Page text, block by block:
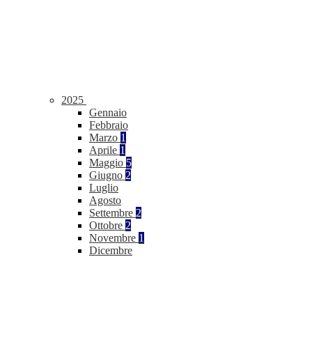
2025
Gennaio
Febbraio
Marzo 1
Aprile 1
Maggio 5
Giugno 2
Luglio
Agosto
Settembre 2
Ottobre 2
Novembre 1
Dicembre